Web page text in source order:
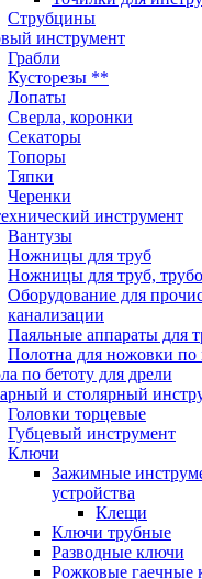
Струбцины
инструмент
Грабли
Кусторезы **
Лопаты
Сверла, коронки
Секаторы
Топоры
Тяпки
Черенки
инструмент
Вантузы
Ножницы для труб
Ножницы для труб,
Оборудование для
канализации
Паяльные аппараты для
Полотна для ножовки по
по бетоту для дрели
и столярный
Головки торцевые
Губцевый инструмент
Ключи
Зажимные
устройства
Клещи
Ключи трубные
Разводные ключи
Рожковые гаечные